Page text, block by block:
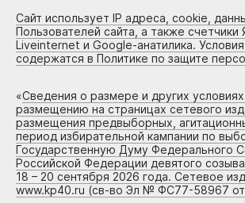
Сайт использует IP адреса, cookie,
Пользователей сайта, а также счетчики
Liveinternet и Google-анатилика.
содержатся в Политике по защите
«Сведения о размере и других
размещению на страницах сетевого
размещения предвыборных,
период избирательной кампании по
Государственную Думу Федерального
Российской Федерации девятого
18 – 20 сентября 2026 года. Сетевое
www.kp40.ru (св-во Эл № ФС77-58967 от